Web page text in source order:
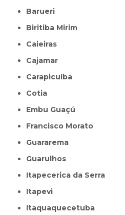
Barueri
Biritiba Mirim
Caieiras
Cajamar
Carapicuíba
Cotia
Embu Guaçú
Francisco Morato
Guararema
Guarulhos
Itapecerica da Serra
Itapevi
Itaquaquecetuba